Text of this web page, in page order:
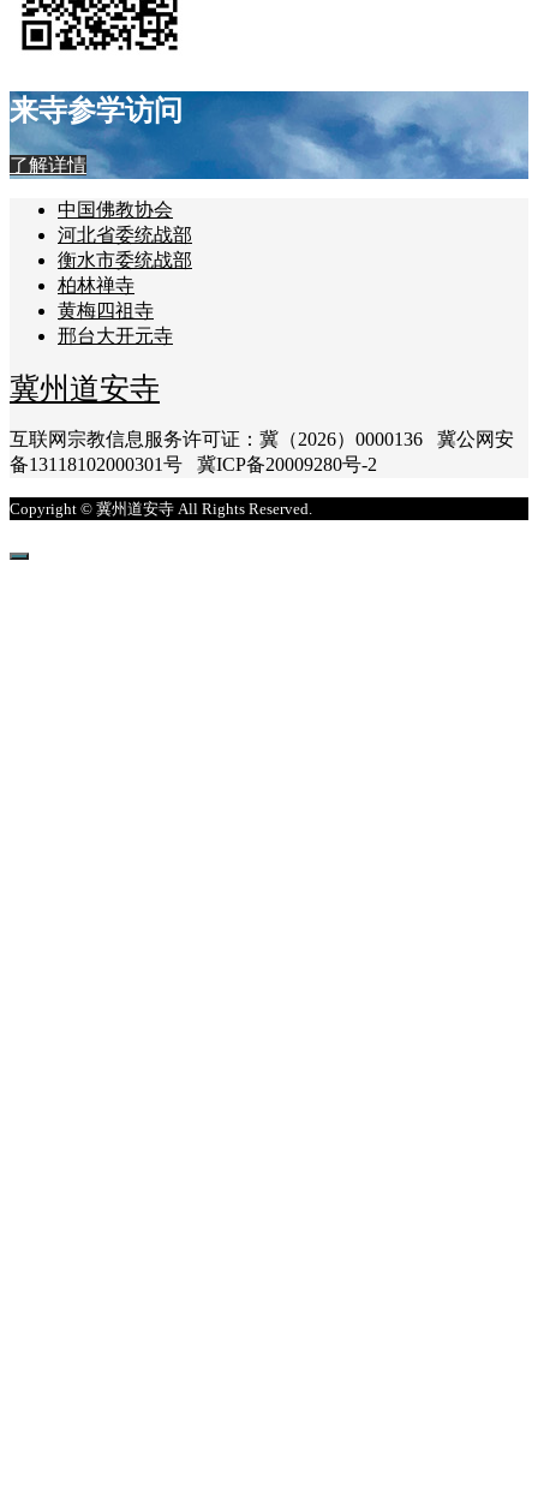
来寺参学访问
了解详情
中国佛教协会
河北省委统战部
衡水市委统战部
柏林禅寺
黄梅四祖寺
邢台大开元寺
冀州道安寺
互联网宗教信息服务许可证：冀（2026）0000136 冀公网安
备13118102000301号 冀ICP备20009280号-2
Copyright © 冀州道安寺 All Rights Reserved.